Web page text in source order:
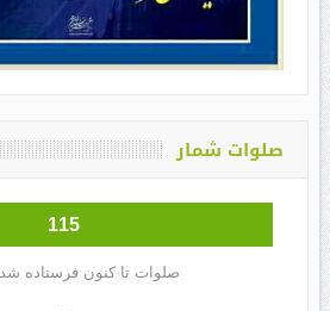
صلوات شمار
115
صلوات تا کنون فرستاده